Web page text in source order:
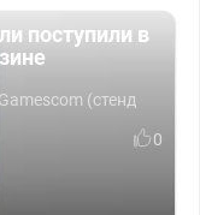
поступили в
(стенд
0